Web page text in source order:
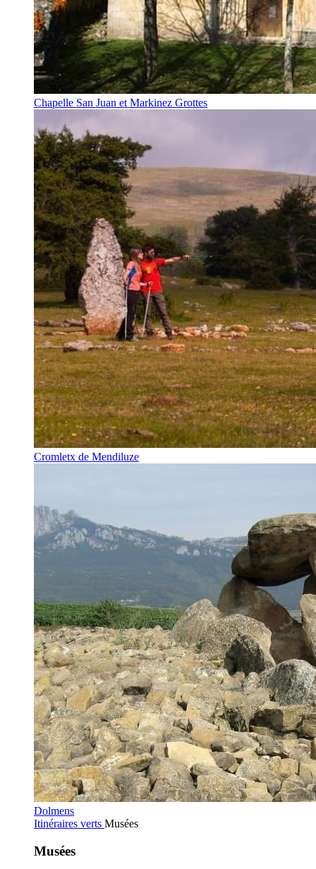
Chapelle San Juan et Markinez Grottes
Cromletx de Mendiluze
Dolmens
Itinéraires verts Musées
Musées